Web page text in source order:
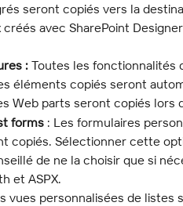
seront copiés vers la
avec SharePoint
: Toutes les fonctionnalités
éléments copiés seront
Web parts seront copiés lors
forms : Les formulaires
copiés. Sélectionner cette
de ne la choisir que si
et ASPX.
vues personnalisées de listes